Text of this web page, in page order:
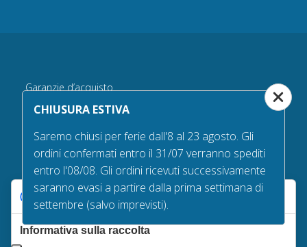
Garanzie d’acquisto
Tempi e costi di spedizione
Diritto di recesso
Qualità delle bandiere
Privacy policy
CHIUSURA ESTIVA
Saremo chiusi per ferie dall'8 al 23 agosto. Gli
ordini confermati entro il 31/07 verranno spediti
entro l'08/08. Gli ordini ricevuti successivamente
saranno evasi a partire dalla prima settimana di
settembre (salvo imprevisti).
Le tue preferenze relative alla privacy
Informativa sulla raccolta